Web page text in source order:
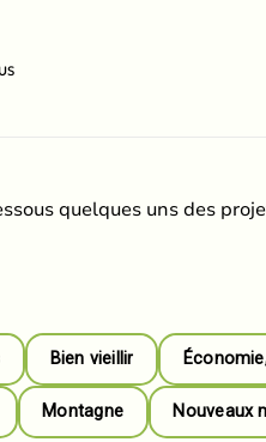
quelques uns des
Bien vieillir
Montagne Nouveaux